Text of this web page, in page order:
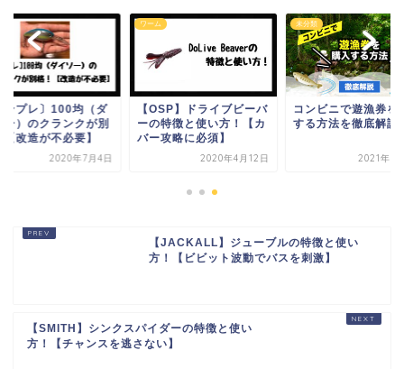
ンプレ〕100均（ダ
ー）のクランクが別
【改造が不必要】
2020年7月4日
ワーム
【OSP】ドライブビーバ
ーの特徴と使い方！【カ
バー攻略に必須】
2020年4月12日
未分類
コンビニで遊漁券を
する方法を徹底解説
2021年6
【JACKALL】ジューブルの特徴と使い
方！【ビビット波動でバスを刺激】
【SMITH】シンクスパイダーの特徴と使い
方！【チャンスを逃さない】